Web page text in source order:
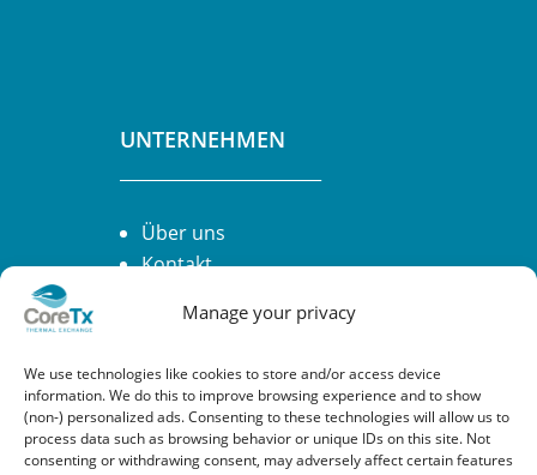
Manage your privacy
We use technologies like cookies to store and/or access device
information. We do this to improve browsing experience and to show
(non-) personalized ads. Consenting to these technologies will allow us to
process data such as browsing behavior or unique IDs on this site. Not
consenting or withdrawing consent, may adversely affect certain features
UNTERNEHMEN
Über uns
Kontakt
RECHTLICHES